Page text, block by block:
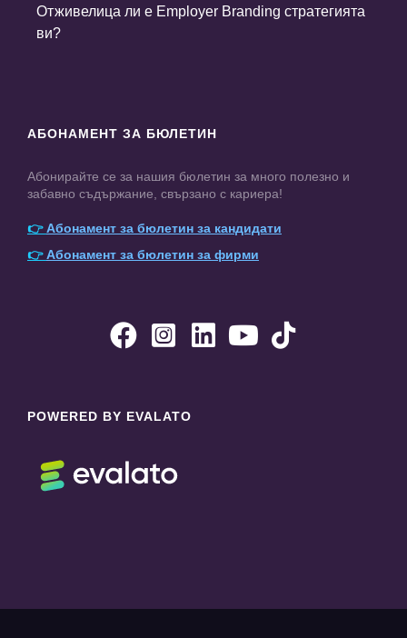
Отживелица ли е Employer Branding стратегията
ви?
АБОНАМЕНТ ЗА БЮЛЕТИН
Абонирайте се за нашия бюлетин за много полезно и
забавно съдържание, свързано с кариера!
👉Абонамент за бюлетин за кандидати
👉Абонамент за бюлетин за фирми
    
POWERED BY EVALATO